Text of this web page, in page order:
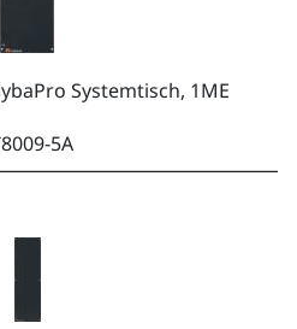
Systemtisch, 1ME
5A